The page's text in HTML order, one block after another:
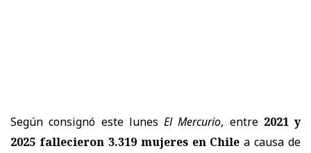
Según consignó este lunes El Mercurio, entre 2021 y
2025 fallecieron 3.319 mujeres en Chile a causa de